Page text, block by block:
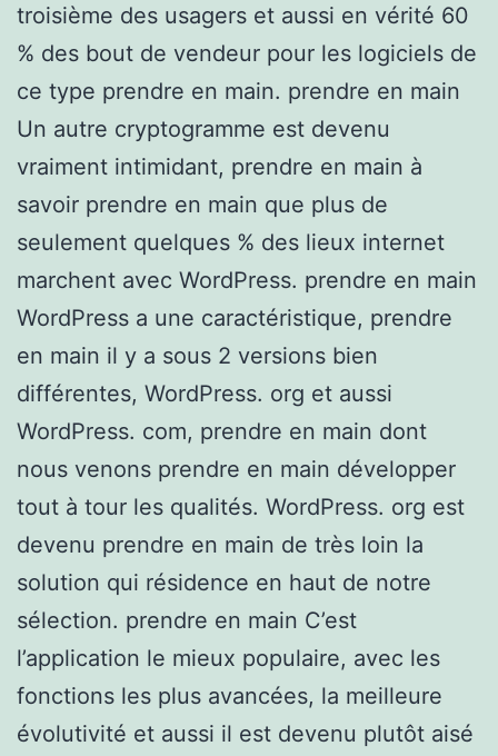
troisième des usagers et aussi en vérité 60
% des bout de vendeur pour les logiciels de
ce type prendre en main. prendre en main
Un autre cryptogramme est devenu
vraiment intimidant, prendre en main à
savoir prendre en main que plus de
seulement quelques % des lieux internet
marchent avec WordPress. prendre en main
WordPress a une caractéristique, prendre
en main il y a sous 2 versions bien
différentes, WordPress. org et aussi
WordPress. com, prendre en main dont
nous venons prendre en main développer
tout à tour les qualités. WordPress. org est
devenu prendre en main de très loin la
solution qui résidence en haut de notre
sélection. prendre en main C’est
l’application le mieux populaire, avec les
fonctions les plus avancées, la meilleure
évolutivité et aussi il est devenu plutôt aisé